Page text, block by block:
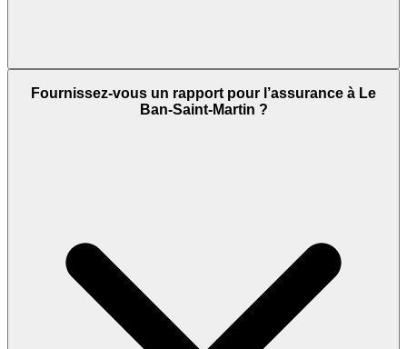
Fournissez-vous un rapport pour l’assurance à Le
Ban-Saint-Martin ?